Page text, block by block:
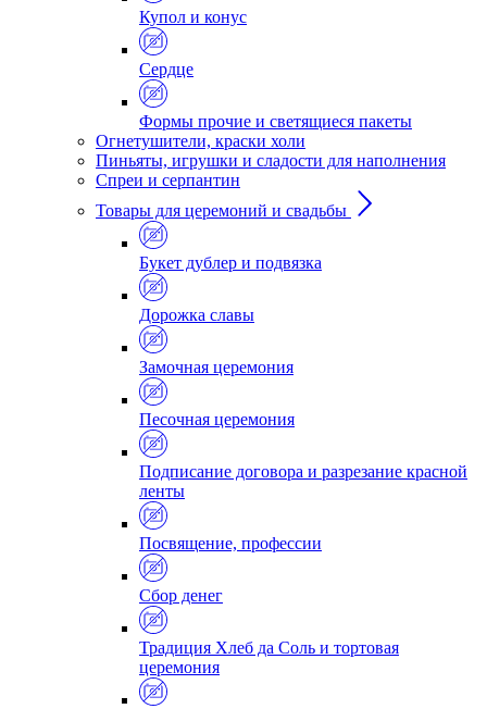
Купол и конус
Сердце
Формы прочие и светящиеся пакеты
Огнетушители, краски холи
Пиньяты, игрушки и сладости для наполнения
Спреи и серпантин
Товары для церемоний и свадьбы
Букет дублер и подвязка
Дорожка славы
Замочная церемония
Песочная церемония
Подписание договора и разрезание красной
ленты
Посвящение, профессии
Сбор денег
Традиция Хлеб да Соль и тортовая
церемония